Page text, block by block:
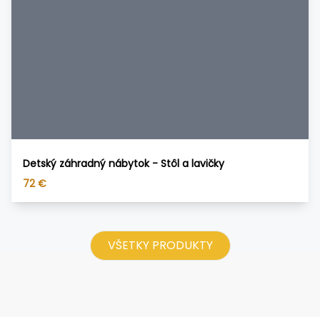
Detský záhradný nábytok - Stôl a lavičky
72 €
VŠETKY PRODUKTY